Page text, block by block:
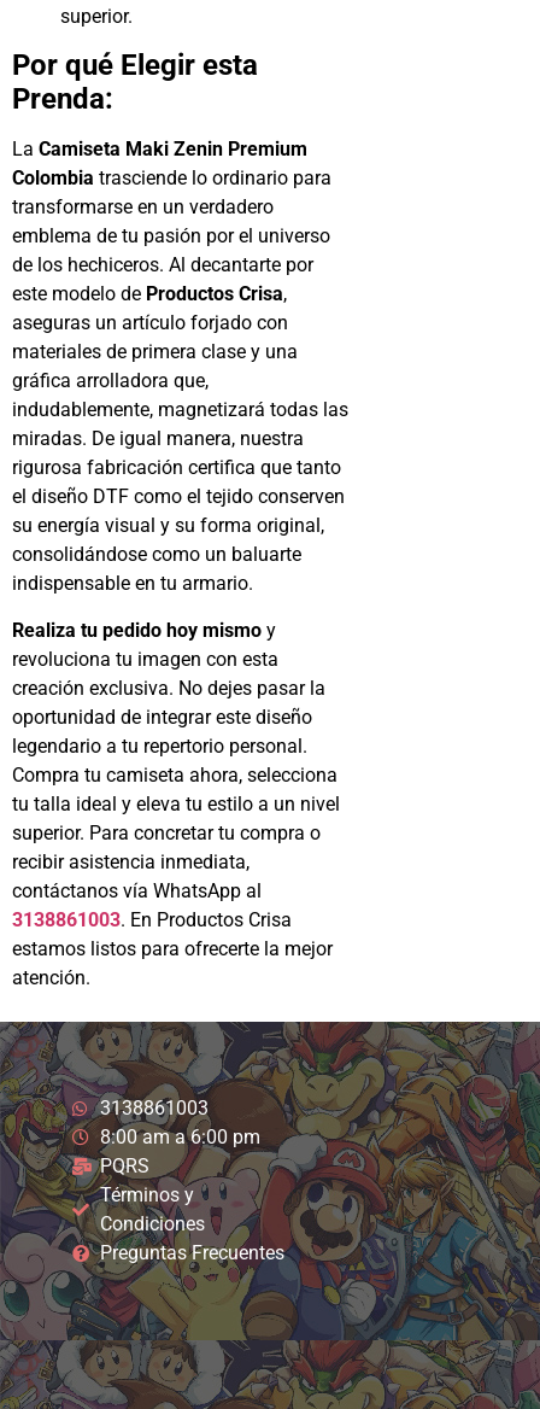
superior.
Por qué Elegir esta
Prenda:
La Camiseta Maki Zenin Premium
Colombia trasciende lo ordinario para
transformarse en un verdadero
emblema de tu pasión por el universo
de los hechiceros. Al decantarte por
este modelo de Productos Crisa,
aseguras un artículo forjado con
materiales de primera clase y una
gráfica arrolladora que,
indudablemente, magnetizará todas las
miradas. De igual manera, nuestra
rigurosa fabricación certifica que tanto
el diseño DTF como el tejido conserven
su energía visual y su forma original,
consolidándose como un baluarte
indispensable en tu armario.
Realiza tu pedido hoy mismo y
revoluciona tu imagen con esta
creación exclusiva. No dejes pasar la
oportunidad de integrar este diseño
legendario a tu repertorio personal.
Compra tu camiseta ahora, selecciona
tu talla ideal y eleva tu estilo a un nivel
superior. Para concretar tu compra o
recibir asistencia inmediata,
contáctanos vía WhatsApp al
3138861003. En Productos Crisa
estamos listos para ofrecerte la mejor
atención.
3138861003
8:00 am a 6:00 pm
PQRS
Términos y
Condiciones
Preguntas Frecuentes